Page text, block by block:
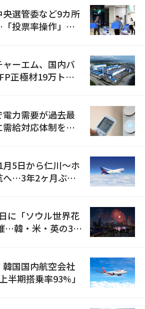
選管委など9カ所
投票率操作」の
ーエム、国内バ
正極材19万トン
力需要が過去最
給対応体制を点
5日から仁川〜ホ
へ…3年2ヶ月ぶり
に「ソウル世界花
…韓・米・英の3カ
国国内航空会社
期搭乗率93%」